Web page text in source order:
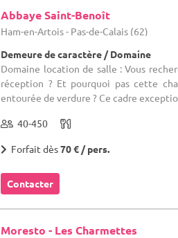
Abbaye Saint-Benoît
Ham-en-Artois - Pas-de-Calais (62)
Demeure de caractère / Domaine
Domaine location de salle : Vous
réception ? Et pourquoi pas cette
entourée de verdure ? Ce cadre
40-450
Forfait dès70 € / pers.
Contacter
Moresto - Les Charmettes